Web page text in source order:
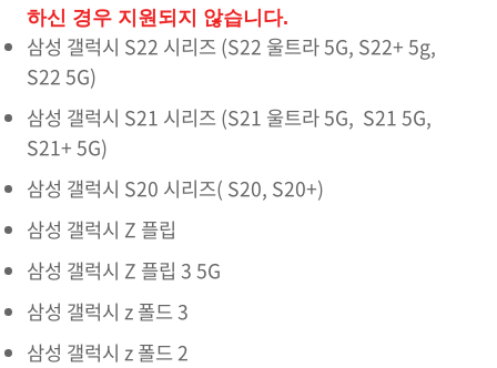
하신 경우 지원되지 않습니다.
삼성 갤럭시 S22 시리즈 (S22 울트라 5G, S22+ 5g,
S22 5G)
삼성 갤럭시 S21 시리즈 (S21 울트라 5G, S21 5G,
S21+ 5G)
삼성 갤럭시 S20 시리즈( S20, S20+)
삼성 갤럭시 Z 플립
삼성 갤럭시 Z 플립 3 5G
삼성 갤럭시 z 폴드 3
삼성 갤럭시 z 폴드 2